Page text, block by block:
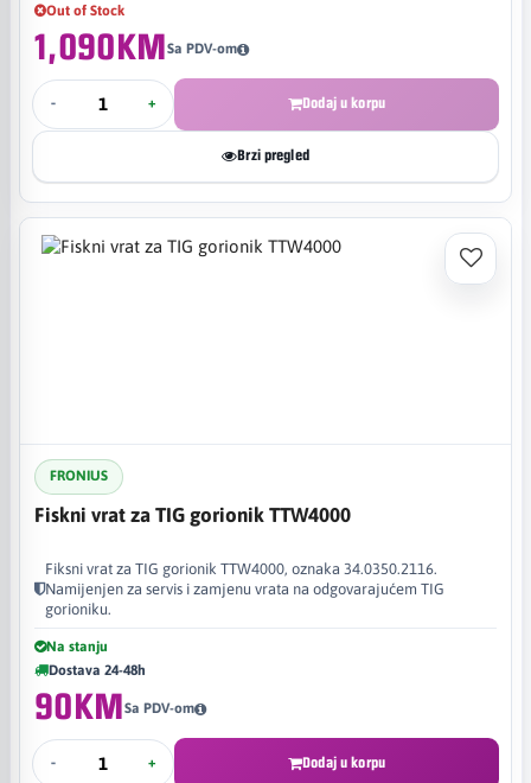
Out of Stock
1,090KMSa PDV-om
- + Dodaj u korpu
Brzi pregled
FRONIUS
Fiskni vrat za TIG gorionik TTW4000
Fiksni vrat za TIG gorionik TTW4000, oznaka 34.0350.2116.
Namijenjen za servis i zamjenu vrata na odgovarajućem TIG
gorioniku.
Na stanju
Dostava 24-48h
90KMSa PDV-om
- + Dodaj u korpu